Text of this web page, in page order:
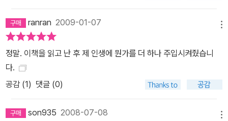
ranran 2009-01-07
정말. 이책을 읽고 난 후 제 인생에 뭔가를 더 하나 주입시켜줬습니
다.
공감 (1) 댓글 (0)
son935 2008-07-08